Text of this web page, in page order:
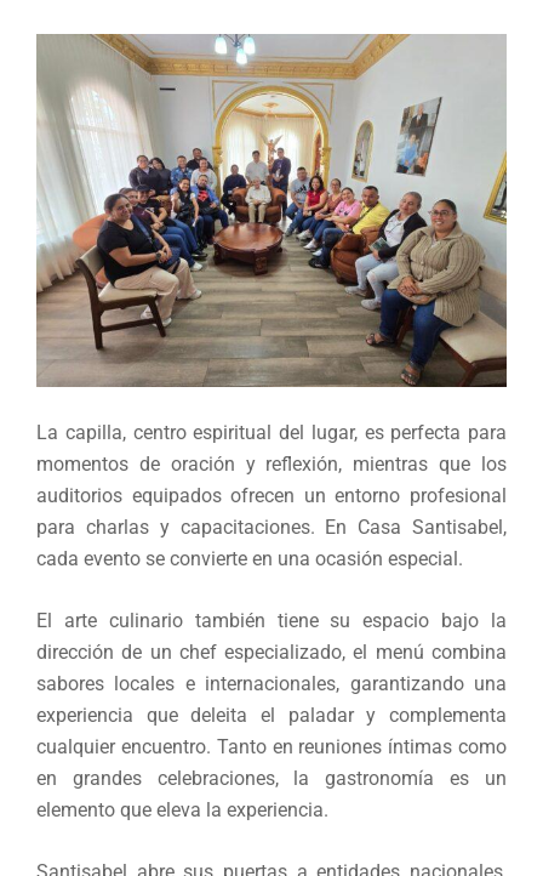
La capilla, centro espiritual del lugar, es perfecta para
momentos de oración y reflexión, mientras que los
auditorios equipados ofrecen un entorno profesional
para charlas y capacitaciones. En Casa Santisabel,
cada evento se convierte en una ocasión especial.
El arte culinario también tiene su espacio bajo la
dirección de un chef especializado, el menú combina
sabores locales e internacionales, garantizando una
experiencia que deleita el paladar y complementa
cualquier encuentro. Tanto en reuniones íntimas como
en grandes celebraciones, la gastronomía es un
elemento que eleva la experiencia.